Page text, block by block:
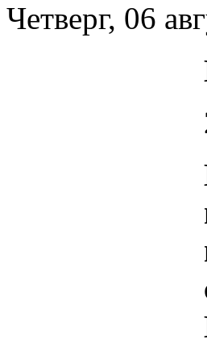
Четверг, 06